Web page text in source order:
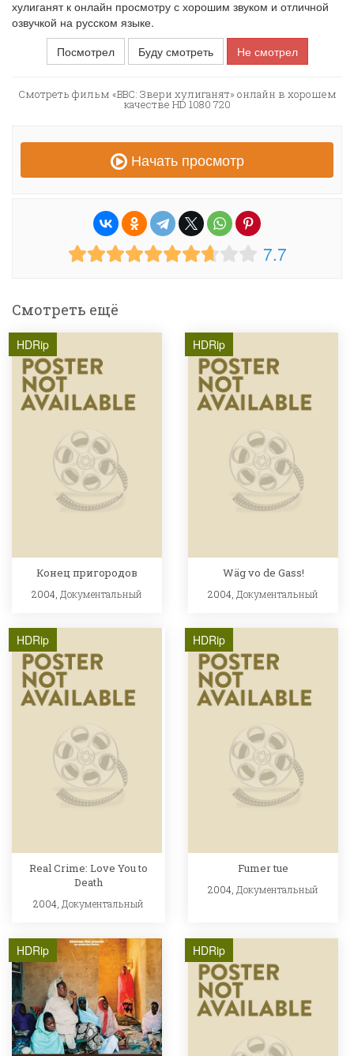
хулиганят к онлайн просмотру с хорошим звуком и отличной
озвучкой на русском языке.
Посмотрел
Буду смотреть Не смотрел
Смотреть фильм «BBC: Звери хулиганят» онлайн в хорошем
качестве HD 1080 720
Начать просмотр
7.7
Смотреть ещё
HDRip
Конец пригородов
2004, Документальный
HDRip
Wäg vo de Gass!
2004, Документальный
HDRip
Real Crime: Love You to
Death
2004, Документальный
HDRip
Fumer tue
2004,Документальный
HDRip HDRip